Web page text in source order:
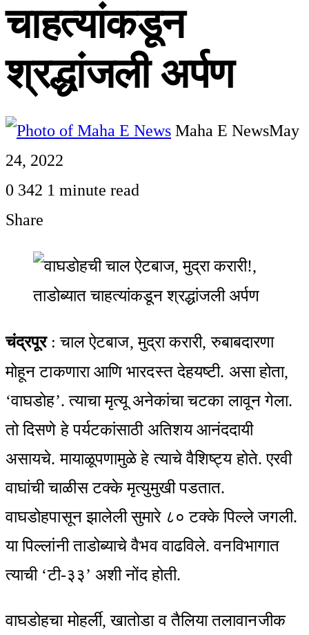
चाहत्यांकडून
श्रद्धांजली अर्पण
Maha E NewsMay
24, 2022
0 342 1 minute read
Share
Facebook
Twitter
LinkedIn
Pinterest
WhatsApp
Telegram
Share
Print
चंद्रपूर: चाल ऐटबाज, मुद्रा करारी, रुबाबदारणा
मोहून टाकणारा आणि भारदस्त देहयष्टी. असा होता,
‘वाघडोह’. त्याचा मृत्यू अनेकांचा चटका लावून गेला.
तो दिसणे हे पर्यटकांसाठी अतिशय आनंददायी
असायचे. मायाळूपणामुळे हे त्याचे वैशिष्ट्य होते. एरवी
वाघांची चाळीस टक्के मृत्युमुखी पडतात.
वाघडोहपासून झालेली सुमारे ८० टक्के पिल्ले जगली.
या पिल्लांनी ताडोब्याचे वैभव वाढविले. वनविभागात
त्याची ‘टी-३३’ अशी नोंद होती.
वाघडोहचा मोहर्ली, खातोडा व तैलिया तलावानजीक